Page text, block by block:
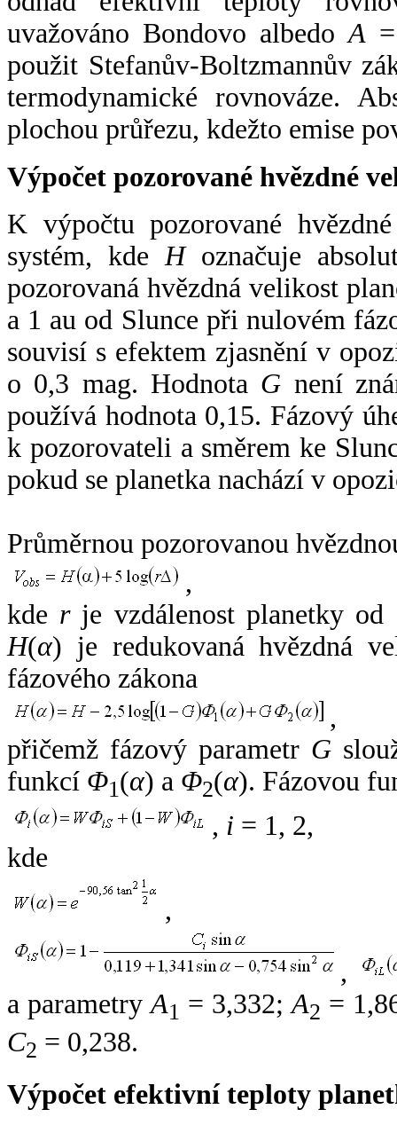
uvažováno Bondovo albedoA
použit Stefanův-Boltzmannův
termodynamické rovnováze.
plochou průřezu, kdežto emise
Výpočet pozorované hvězdné
K výpočtu pozorované
systém, kde Hoznačuje
pozorovaná hvězdná velikost
a 1 au od Slunce při nulovém
souvisí s efektem zjasnění v
o 0,3 mag. Hodnota G není
používá hodnota 0,15. Fázový
k pozorovateli a směrem ke
pokud se planetka nachází v
Průměrnou pozorovanou
,
kde rje vzdálenost planetky od
H(α) je redukovaná hvězdná
fázového zákona
,
přičemž fázový parametr G
funkcí Φ1(α) a Φ2(α). Fázovou
, i = 1, 2,
kde
,
,
a parametryA1 = 3,332;A2 =
C2 = 0,238.
Výpočet efektivní teploty